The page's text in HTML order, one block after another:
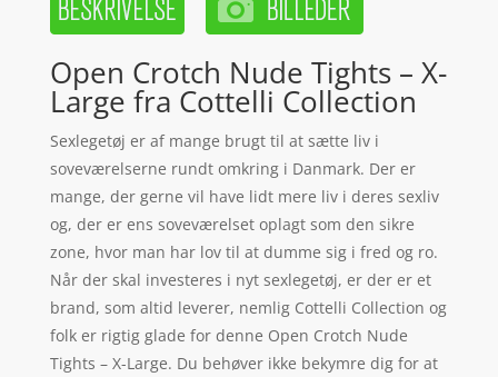
Open Crotch Nude Tights – X-
Large fra Cottelli Collection
Sexlegetøj er af mange brugt til at sætte liv i
soveværelserne rundt omkring i Danmark. Der er
mange, der gerne vil have lidt mere liv i deres sexliv
og, der er ens soveværelset oplagt som den sikre
zone, hvor man har lov til at dumme sig i fred og ro.
Når der skal investeres i nyt sexlegetøj, er der er et
brand, som altid leverer, nemlig Cottelli Collection og
folk er rigtig glade for denne Open Crotch Nude
Tights – X-Large. Du behøver ikke bekymre dig for at